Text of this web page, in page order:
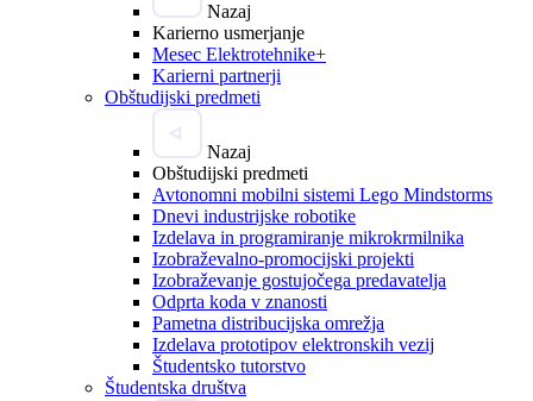
Nazaj
Karierno usmerjanje
Mesec Elektrotehnike+
Karierni partnerji
Obštudijski predmeti
Nazaj
Obštudijski predmeti
Avtonomni mobilni sistemi Lego Mindstorms
Dnevi industrijske robotike
Izdelava in programiranje mikrokrmilnika
Izobraževalno-promocijski projekti
Izobraževanje gostujočega predavatelja
Odprta koda v znanosti
Pametna distribucijska omrežja
Izdelava prototipov elektronskih vezij
Študentsko tutorstvo
Študentska društva